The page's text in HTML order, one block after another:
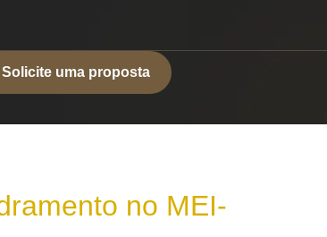
Solicite uma proposta
no MEI-